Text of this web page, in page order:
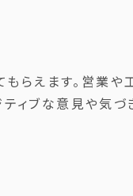
らえます。営業や
ィブな意見や気づ